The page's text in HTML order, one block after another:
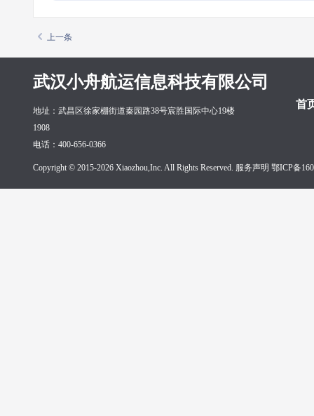
上一条
武汉小舟航运信息科技有限公司
首
地址：武昌区徐家棚街道秦园路38号宸胜国际中心19楼
1908
电话：400-656-0366
Copyright © 2015-2026 Xiaozhou,Inc. All Rights Reserved. 服务声明 鄂ICP备